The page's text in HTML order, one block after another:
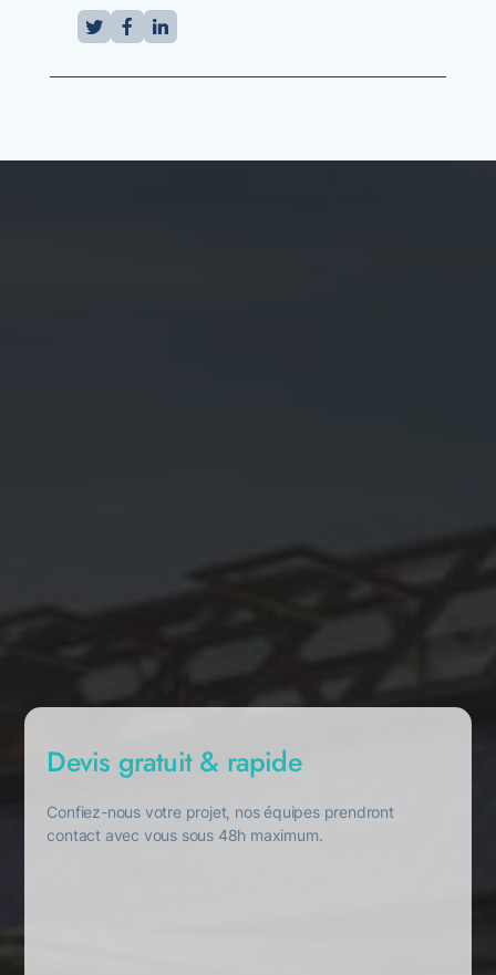
Devis gratuit & rapide
Confiez-nous votre projet, nos équipes prendront
contact avec vous sous 48h maximum.